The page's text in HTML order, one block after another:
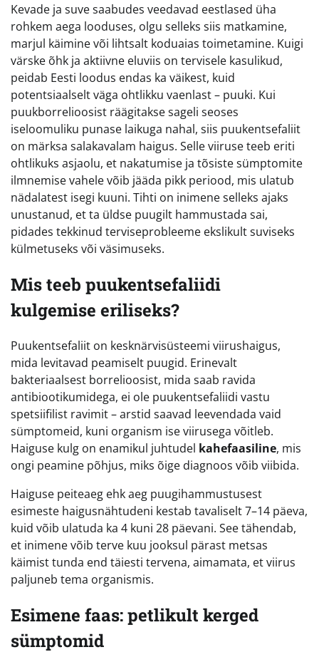
Kevade ja suve saabudes veedavad eestlased üha
rohkem aega looduses, olgu selleks siis matkamine,
marjul käimine või lihtsalt koduaias toimetamine. Kuigi
värske õhk ja aktiivne eluviis on tervisele kasulikud,
peidab Eesti loodus endas ka väikest, kuid
potentsiaalselt väga ohtlikku vaenlast – puuki. Kui
puukborrelioosist räägitakse sageli seoses
iseloomuliku punase laikuga nahal, siis puukentsefaliit
on märksa salakavalam haigus. Selle viiruse teeb eriti
ohtlikuks asjaolu, et nakatumise ja tõsiste sümptomite
ilmnemise vahele võib jääda pikk periood, mis ulatub
nädalatest isegi kuuni. Tihti on inimene selleks ajaks
unustanud, et ta üldse puugilt hammustada sai,
pidades tekkinud terviseprobleeme ekslikult suviseks
külmetuseks või väsimuseks.
Mis teeb puukentsefaliidi
kulgemise eriliseks?
Puukentsefaliit on kesknärvisüsteemi viirushaigus,
mida levitavad peamiselt puugid. Erinevalt
bakteriaalsest borrelioosist, mida saab ravida
antibiootikumidega, ei ole puukentsefaliidi vastu
spetsiifilist ravimit – arstid saavad leevendada vaid
sümptomeid, kuni organism ise viirusega võitleb.
Haiguse kulg on enamikul juhtudel kahefaasiline, mis
ongi peamine põhjus, miks õige diagnoos võib viibida.
Haiguse peiteaeg ehk aeg puugihammustusest
esimeste haigusnähtudeni kestab tavaliselt 7–14 päeva,
kuid võib ulatuda ka 4 kuni 28 päevani. See tähendab,
et inimene võib terve kuu jooksul pärast metsas
käimist tunda end täiesti tervena, aimamata, et viirus
paljuneb tema organismis.
Esimene faas: petlikult kerged
sümptomid